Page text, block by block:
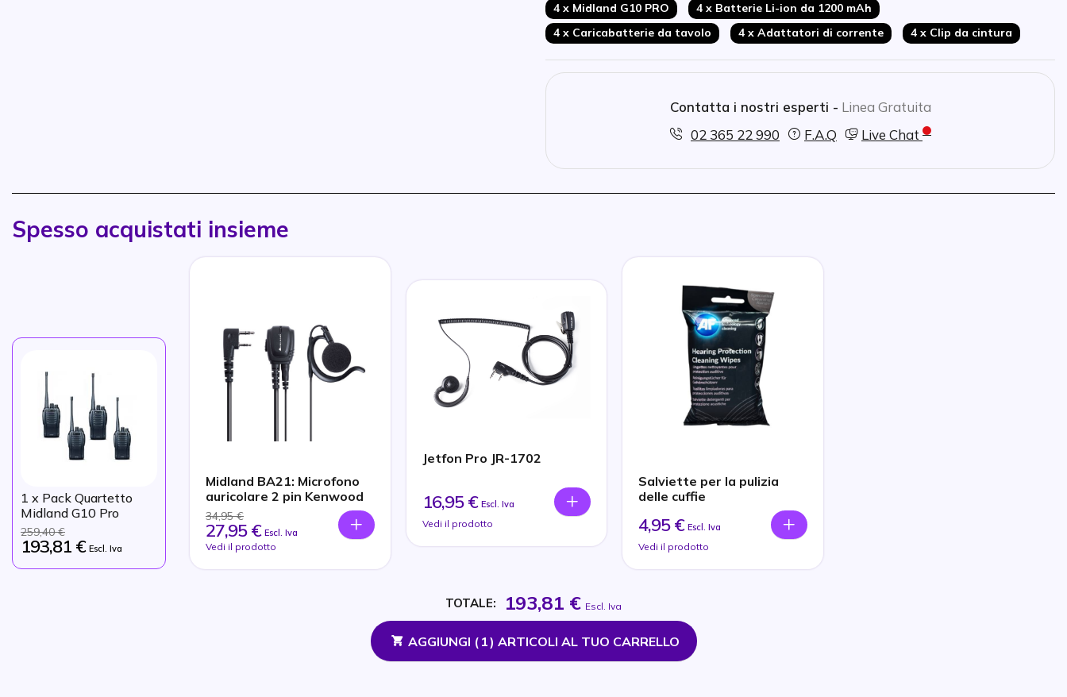
Connessione per auricolari (tipo Kenwood a 2 pin)
Auricolare con gancio/contorno orecchioincluso
Microfono con funzionePush to Talk
Connessione a 2 pin Kenwood
4 x Midland G10 PRO
4 x Batterie Li-ion da 1200 mAh
4 x Caricabatterie da tavolo
4 x Adattatori di corrente 4 x Clip da cintura
Contatta i nostri esperti - Linea Gratuita
02 365 22 990
F.A.Q Live Chat
Spesso acquistati insieme
1 x Pack Quartetto
Midland G10 Pro
259,40 €
193,81 € Escl. Iva
Midland BA21: Microfono
auricolare 2 pin Kenwood
34,95 €
27,95 € Escl. Iva
Vedi il prodotto
Jetfon Pro JR-1702
16,95 € Escl. Iva
Vedi il prodotto
Salviette per la pulizia
delle cuffie
4,95 € Escl. Iva
Vedi il prodotto
TOTALE: 193,81 € Escl. Iva
AGGIUNGI ( 1) ARTICOLI AL TUO CARRELLO